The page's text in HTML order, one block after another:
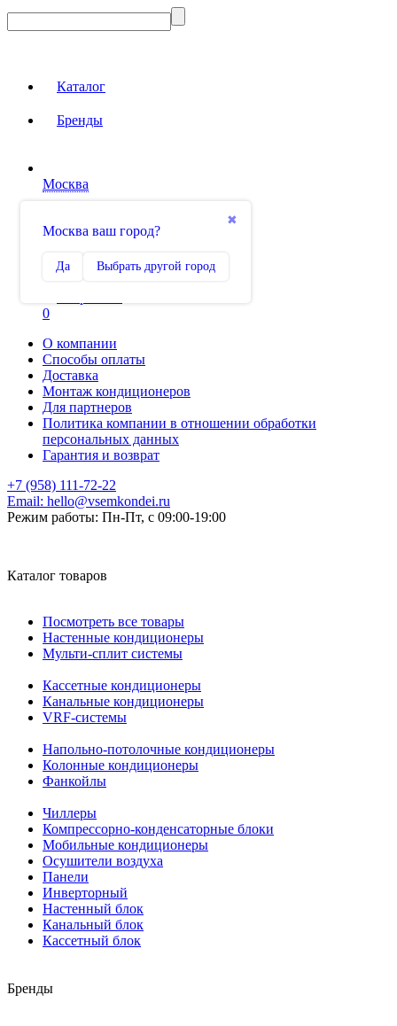
Каталог
Бренды
Москва
✖
Москва ваш город?
Да Выбрать другой город
Сравнение
0
О компании
Способы оплаты
Доставка
Монтаж кондиционеров
Для партнеров
Политика компании в отношении обработки
персональных данных
Гарантия и возврат
+7 (958) 111-72-22
Email: hello@vsemkondei.ru
Режим работы: Пн-Пт, с 09:00-19:00
Каталог товаров
Посмотреть все товары
Настенные кондиционеры
Мульти-сплит системы
Кассетные кондиционеры
Канальные кондиционеры
VRF-системы
Напольно-потолочные кондиционеры
Колонные кондиционеры
Фанкойлы
Чиллеры
Компрессорно-конденсаторные блоки
Мобильные кондиционеры
Осушители воздуха
Панели
Инверторный
Настенный блок
Канальный блок
Кассетный блок
Бренды